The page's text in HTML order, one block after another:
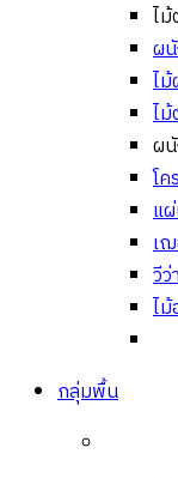
ไ
ผ
ไ
ไ
ผ
โ
แ
เ
วี
ไ
กลุ่มพื้น